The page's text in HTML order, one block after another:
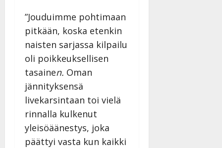
”Jouduimme pohtimaan
pitkään, koska etenkin
naisten sarjassa kilpailu
oli poikkeuksellisen
tasainen. Oman
jännityksensä
livekarsintaan toi vielä
rinnalla kulkenut
yleisöäänestys, joka
päättyi vasta kun kaikki